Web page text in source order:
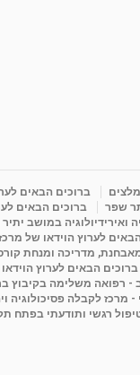
ברוכים הבאים
שפר ברוכים הבאים
במושב
לערוץ הוידאו של
מדריכה ומנחת
ברוכים הבאים לערוץ
- רפואה משלימה בקיבוץ
מרכז לקבלה פסיכולוגיה
רגשי ותודעתי בפתח